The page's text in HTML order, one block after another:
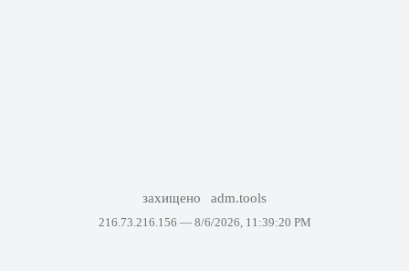
захищено adm.tools
216.73.216.156 — 8/6/2026, 11:39:20 PM